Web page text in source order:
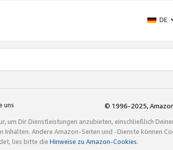
DE
uns
© 1996-2025,
um Dir Dienstleistungen anzubieten, einschließlich
Andere Amazon-Seiten und -Dienste können
lies bitte die Hinweise zu Amazon-Cookies.